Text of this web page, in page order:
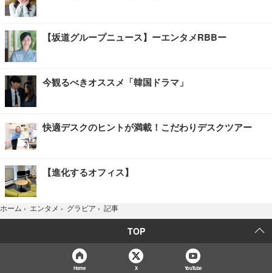
【坂道グループニュース】ーエンタメRBBー
今観るべきオススメ「韓国ドラマ」
快適デスクのヒントが満載！こだわりデスクツアー
【進化するオフィス】
ホーム › エンタメ › グラビア › 記事
TOP
Home X YouTube